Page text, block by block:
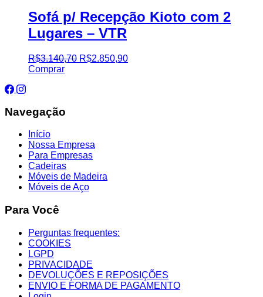
Sofá p/ Recepção Kioto com 2
Lugares – VTR
R$3.140,70 R$2.850,90
Comprar
Navegação
Início
Nossa Empresa
Para Empresas
Cadeiras
Móveis de Madeira
Móveis de Aço
Para Você
Perguntas frequentes:
COOKIES
LGPD
PRIVACIDADE
DEVOLUÇÕES E REPOSIÇÕES
ENVIO E FORMA DE PAGAMENTO